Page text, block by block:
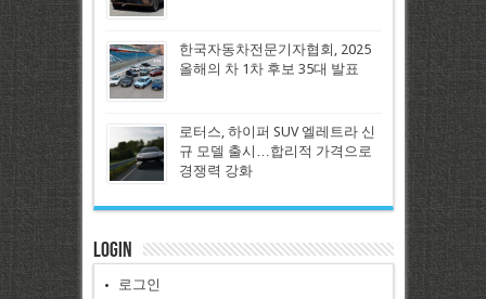
한국자동차전문기자협회, 2025
올해의 차 1차 후보 35대 발표
로터스, 하이퍼 SUV 엘레트라 신
규 모델 출시…합리적 가격으로
경쟁력 강화
Login
로그인